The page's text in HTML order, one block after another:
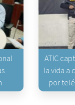
ATIC
la vida a
por